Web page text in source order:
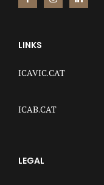
LINKS
ICAVIC.CAT
ICAB.CAT
LEGAL